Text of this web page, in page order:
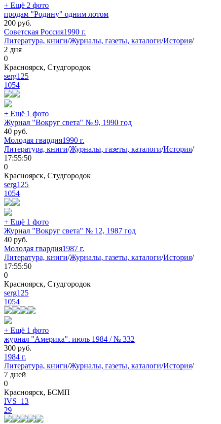
+ Ещё 2 фото
продам "Родину" одним лотом
200 руб.
Советская Россия1990 г.
Литература, книги/Журналы, газеты, каталоги/История/
2 дня
0
Красноярск, Студгородок
serg125
1054
+ Ещё 1 фото
Журнал "Вокруг света" № 9, 1990 год
40 руб.
Молодая гвардия1990 г.
Литература, книги/Журналы, газеты, каталоги/История/
17:55:50
0
Красноярск, Студгородок
serg125
1054
+ Ещё 1 фото
Журнал "Вокруг света" № 12, 1987 год
40 руб.
Молодая гвардия1987 г.
Литература, книги/Журналы, газеты, каталоги/История/
17:55:50
0
Красноярск, Студгородок
serg125
1054
+ Ещё 1 фото
журнал "Америка". июль 1984 / № 332
300 руб.
1984 г.
Литература, книги/Журналы, газеты, каталоги/История/
7 дней
0
Красноярск, БСМП
IVS_13
29